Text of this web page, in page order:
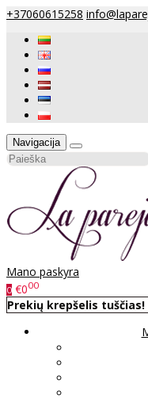
+37060615258
Navigacija
Mano paskyra
0 €000
Prekių krepšelis tuščias!